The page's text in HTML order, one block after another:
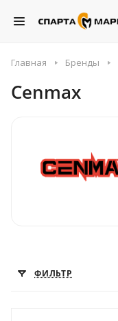
Главная Бренды
Cenmax
ФИЛЬТР